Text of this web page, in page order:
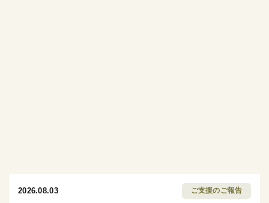
2026.08.03 ご支援のご報告